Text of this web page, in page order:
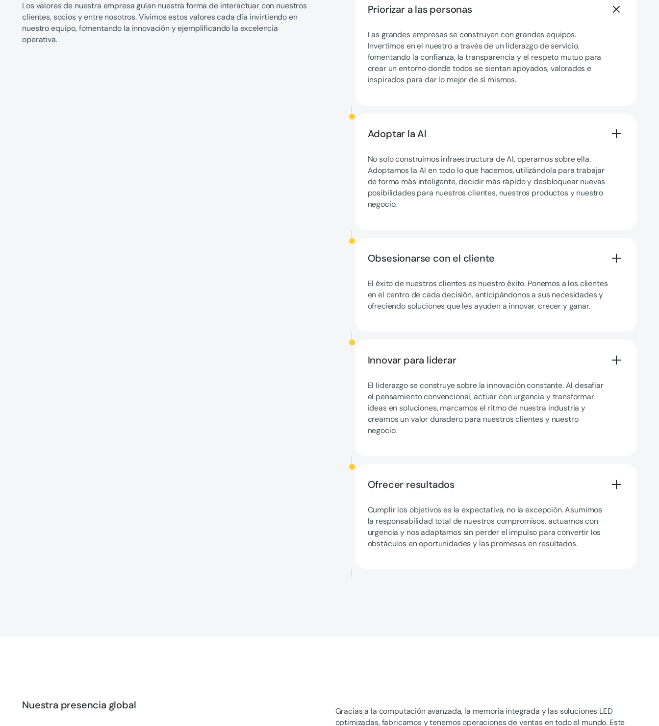
Los valores de nuestra empresa guían nuestra forma de interactuar con nuestros
clientes, socios y entre nosotros. Vivimos estos valores cada día invirtiendo en
nuestro equipo, fomentando la innovación y ejemplificando la excelencia
operativa.
Priorizar a las personas
Las grandes empresas se construyen con grandes equipos.
Invertimos en el nuestro a través de un liderazgo de servicio,
fomentando la confianza, la transparencia y el respeto mutuo para
crear un entorno donde todos se sientan apoyados, valorados e
inspirados para dar lo mejor de sí mismos.
Adoptar la AI
No solo construimos infraestructura de AI, operamos sobre ella.
Adoptamos la AI en todo lo que hacemos, utilizándola para trabajar
de forma más inteligente, decidir más rápido y desbloquear nuevas
posibilidades para nuestros clientes, nuestros productos y nuestro
negocio.
Obsesionarse con el cliente
El éxito de nuestros clientes es nuestro éxito. Ponemos a los clientes
en el centro de cada decisión, anticipándonos a sus necesidades y
ofreciendo soluciones que les ayuden a innovar, crecer y ganar.
Innovar para liderar
El liderazgo se construye sobre la innovación constante. Al desafiar
el pensamiento convencional, actuar con urgencia y transformar
ideas en soluciones, marcamos el ritmo de nuestra industria y
creamos un valor duradero para nuestros clientes y nuestro
negocio.
Ofrecer resultados
Cumplir los objetivos es la expectativa, no la excepción. Asumimos
la responsabilidad total de nuestros compromisos, actuamos con
urgencia y nos adaptamos sin perder el impulso para convertir los
obstáculos en oportunidades y las promesas en resultados.
Nuestra presencia global
Gracias a la computación avanzada, la memoria integrada y las soluciones LED
optimizadas, fabricamos y tenemos operaciones de ventas en todo el mundo. Este